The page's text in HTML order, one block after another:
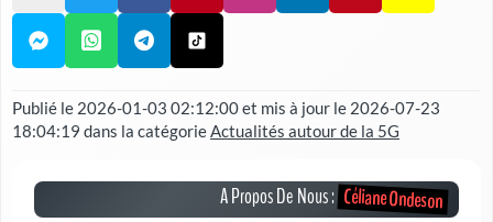
Publié le 2026-01-03 02:12:00et mis à jour le 2026-07-23
18:04:19 dans la catégorie Actualités autour de la 5G
A Propos De Nous : Céliane Ondeson